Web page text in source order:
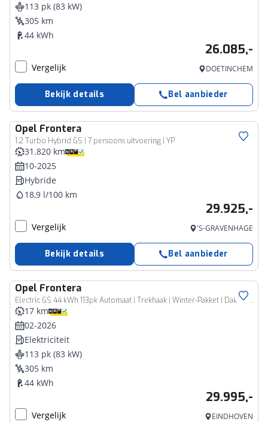
113 pk (83 kW)
305 km
44 kWh
26.085,-
Vergelijk DOETINCHEM
Bekijk details Bel aanbieder
Opel Frontera
1.2 Turbo Hybrid GS | 7 persoons uitvoering | YP
31.820 km
10-2025
Hybride
18,9 l/100 km
29.925,-
Vergelijk 'S-GRAVENHAGE
Bekijk details Bel aanbieder
Opel Frontera
Electric GS 44 kWh 113pk Automaat | Trekhaak | Winter-Pakket | Dakrails | Navigatie | Climate Control | Cruise Control | Camera | 17"LMV | Dodehoekdetectie |
17 km
02-2026
Elektriciteit
113 pk (83 kW)
305 km
44 kWh
29.995,-
Vergelijk EINDHOVEN